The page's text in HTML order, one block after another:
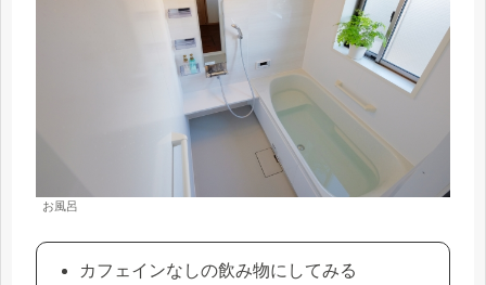
お風呂
カフェインなしの飲み物にしてみる